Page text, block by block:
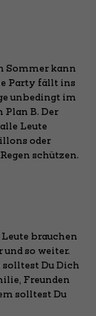
Sommer kann
Party fällt ins
unbedingt im
Plan B. Der
Leute
oder
schützen.
brauchen
und so weiter.
solltest Du Dich
Freunden
solltest Du